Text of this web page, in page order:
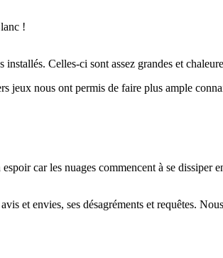
!
Celles-ci sont assez grandes et
jeux nous ont permis de faire plus ample
car les nuages commencent à se dissiper
et envies, ses désagréments et requêtes.